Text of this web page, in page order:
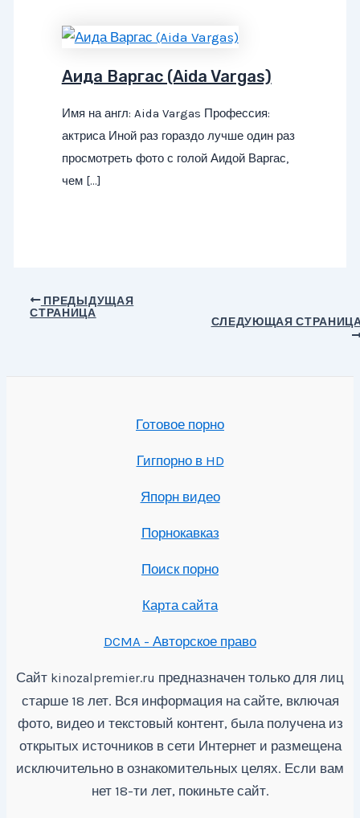
Аида Варгас (Aida Vargas)
Имя на англ: Aida Vargas Профессия:
актриса Иной раз гораздо лучше один раз
просмотреть фото с голой Аидой Варгас,
чем […]
Навигация
ПРЕДЫДУЩАЯ
СТРАНИЦА
СЛЕДУЮЩАЯ
Готовое порно
Гигпорно в HD
Япорн видео
Порнокавказ
Поиск порно
Карта сайта
DCMA - Авторское право
Сайт kinozalpremier.ru предназначен только для лиц
старше 18 лет. Вся информация на сайте, включая
фото, видео и текстовый контент, была получена из
открытых источников в сети Интернет и размещена
исключительно в ознакомительных целях. Если вам
нет 18-ти лет, покиньте сайт.